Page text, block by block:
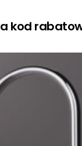
kod